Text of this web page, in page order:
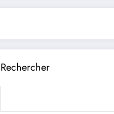
Rechercher